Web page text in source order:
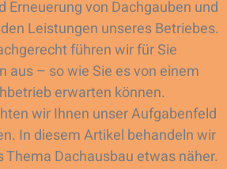
Erneuerung von Dachgauben und
Leistungen unseres Betriebes.
führen wir für Sie
aus – so wie Sie es von einem
erwarten können.
wir Ihnen unser Aufgabenfeld
In diesem Artikel behandeln wir
Thema Dachausbau etwas näher.